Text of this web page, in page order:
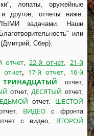
лопаты, оружейные
другое, отчеты ниже.
задачами. Наши
или
(Дмитрий, Сбер).
отчет,22-й отчет, 21-й
отчет, 17-й отчет, 16-й
ТРИНАДЦАТЫЙ отчет,
отчет,ДЕСЯТЫЙ отчет,
отчет. ШЕСТОЙ
ВИДЕО с фронта
с видео, ВТОРОЙ